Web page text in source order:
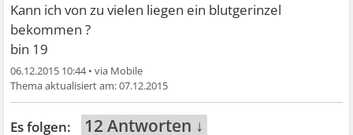
Kann ich von zu vielen liegen ein blutgerinzel
bekommen ?
bin 19
06.12.2015 10:44•
07.12.2015
12 Antworten ↓